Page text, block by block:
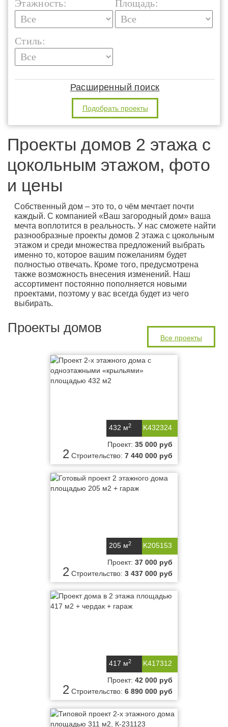
Этажность: Площадь:
Стиль:
Расширенный поиск
Подобрать проекты
Проекты домов 2 этажа с
цокольным этажом, фото
и цены
Собственный дом – это то, о чём мечтает почти
каждый. С компанией «Ваш загородный дом» ваша
мечта воплотится в реальность. У нас сможете найти
разнообразные проекты домов 2 этажа с цокольным
этажом и среди множества предложений выбрать
именно то, которое вашим пожеланиям будет
полностью отвечать. Кроме того, предусмотрена
также возможность внесения изменений. Наш
ассортимент постоянно пополняется новыми
проектами, поэтому у вас всегда будет из чего
выбирать.
Проекты домов
Все проекты
K432324
432 м2
2
Проект: 35 000 руб
Строительство: 7 440 000 руб
K205153
205 м2
2
Проект: 37 000 руб
Строительство: 3 437 000 руб
K417312
417 м2
2
Проект: 42 000 руб
Строительство: 6 890 000 руб